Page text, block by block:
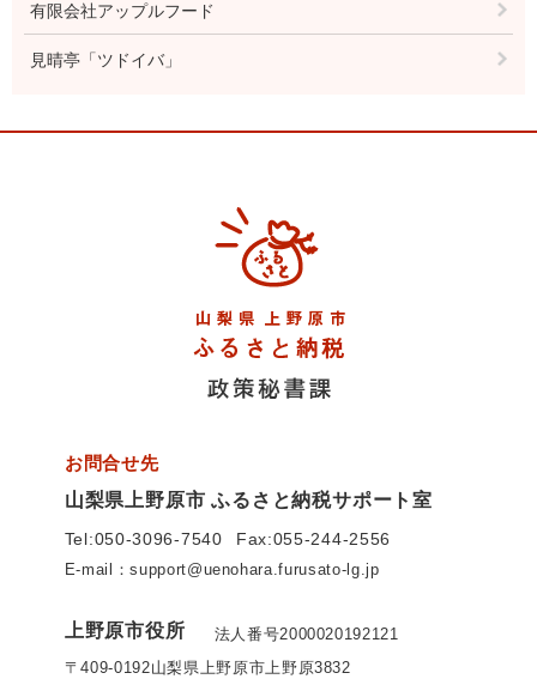
有限会社アップルフード
見晴亭「ツドイバ」
お問合せ先
山梨県上野原市 ふるさと納税サポート室
Tel:050-3096-7540 Fax:055-244-2556
E-mail：support@uenohara.furusato-lg.jp
上野原市役所
法人番号2000020192121
〒409-0192山梨県上野原市上野原3832